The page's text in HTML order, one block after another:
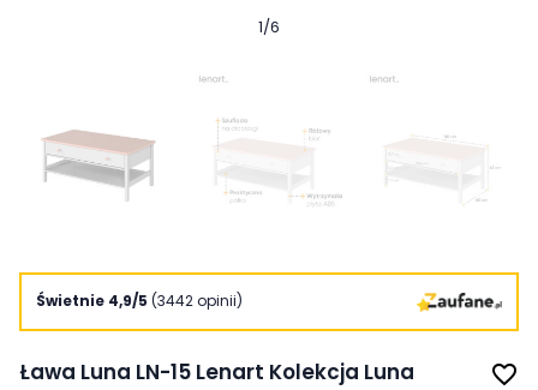
1/6
Świetnie 4,9/5 (3442 opinii)
Ława Luna LN-15 Lenart Kolekcja Luna favorite_border